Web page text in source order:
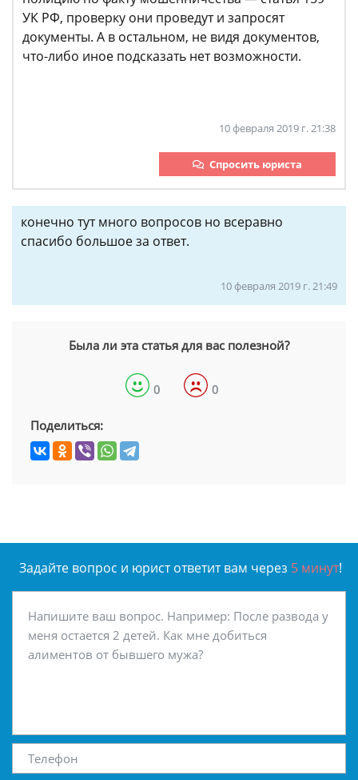
УК РФ, проверку они проведут и запросят
документы. А в остальном, не видя документов,
что-либо иное подсказать нет возможности.
10 февраля 2019 г. 21:38
Спросить юриста
конечно тут много вопросов но всеравно
спасибо большое за ответ.
10 февраля 2019 г. 21:49
Была ли эта статья для вас полезной?
0 0
Поделиться:
Задайте вопрос и юрист ответит вам через 5 минут!